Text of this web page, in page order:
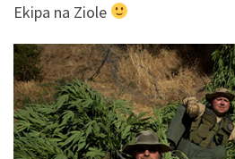
Ekipa na Ziole